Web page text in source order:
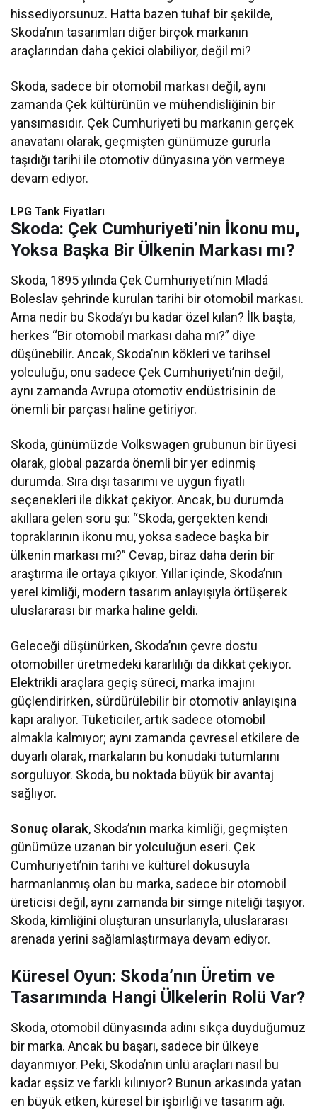
hissediyorsunuz. Hatta bazen tuhaf bir şekilde,
Skoda’nın tasarımları diğer birçok markanın
araçlarından daha çekici olabiliyor, değil mi?
Skoda, sadece bir otomobil markası değil, aynı
zamanda Çek kültürünün ve mühendisliğinin bir
yansımasıdır. Çek Cumhuriyeti bu markanın gerçek
anavatanı olarak, geçmişten günümüze gururla
taşıdığı tarihi ile otomotiv dünyasına yön vermeye
devam ediyor.
LPG Tank Fiyatları
Skoda: Çek Cumhuriyeti’nin İkonu mu,
Yoksa Başka Bir Ülkenin Markası mı?
Skoda, 1895 yılında Çek Cumhuriyeti’nin Mladá
Boleslav şehrinde kurulan tarihi bir otomobil markası.
Ama nedir bu Skoda’yı bu kadar özel kılan? İlk başta,
herkes “Bir otomobil markası daha mı?” diye
düşünebilir. Ancak, Skoda’nın kökleri ve tarihsel
yolculuğu, onu sadece Çek Cumhuriyeti’nin değil,
aynı zamanda Avrupa otomotiv endüstrisinin de
önemli bir parçası haline getiriyor.
Skoda, günümüzde Volkswagen grubunun bir üyesi
olarak, global pazarda önemli bir yer edinmiş
durumda. Sıra dışı tasarımı ve uygun fiyatlı
seçenekleri ile dikkat çekiyor. Ancak, bu durumda
akıllara gelen soru şu: “Skoda, gerçekten kendi
topraklarının ikonu mu, yoksa sadece başka bir
ülkenin markası mı?” Cevap, biraz daha derin bir
araştırma ile ortaya çıkıyor. Yıllar içinde, Skoda’nın
yerel kimliği, modern tasarım anlayışıyla örtüşerek
uluslararası bir marka haline geldi.
Geleceği düşünürken, Skoda’nın çevre dostu
otomobiller üretmedeki kararlılığı da dikkat çekiyor.
Elektrikli araçlara geçiş süreci, marka imajını
güçlendirirken, sürdürülebilir bir otomotiv anlayışına
kapı aralıyor. Tüketiciler, artık sadece otomobil
almakla kalmıyor; aynı zamanda çevresel etkilere de
duyarlı olarak, markaların bu konudaki tutumlarını
sorguluyor. Skoda, bu noktada büyük bir avantaj
sağlıyor.
Sonuç olarak, Skoda’nın marka kimliği, geçmişten
günümüze uzanan bir yolculuğun eseri. Çek
Cumhuriyeti’nin tarihi ve kültürel dokusuyla
harmanlanmış olan bu marka, sadece bir otomobil
üreticisi değil, aynı zamanda bir simge niteliği taşıyor.
Skoda, kimliğini oluşturan unsurlarıyla, uluslararası
arenada yerini sağlamlaştırmaya devam ediyor.
Küresel Oyun: Skoda’nın Üretim ve
Tasarımında Hangi Ülkelerin Rolü Var?
Skoda, otomobil dünyasında adını sıkça duyduğumuz
bir marka. Ancak bu başarı, sadece bir ülkeye
dayanmıyor. Peki, Skoda’nın ünlü araçları nasıl bu
kadar eşsiz ve farklı kılınıyor? Bunun arkasında yatan
en büyük etken, küresel bir işbirliği ve tasarım ağı.